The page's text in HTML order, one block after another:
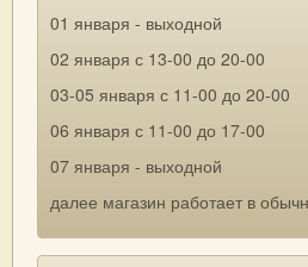
01 января - выходной
02 января с 13-00 до 20-00
03-05 января с 11-00 до 20-00
06 января с 11-00 до 17-00
07 января - выходной
далее магазин работает в